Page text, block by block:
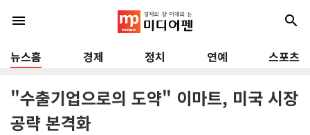
menu search
뉴스홈 경제 정치 연예 스포츠
"수출기업으로의 도약" 이마트, 미국 시장
공략 본격화